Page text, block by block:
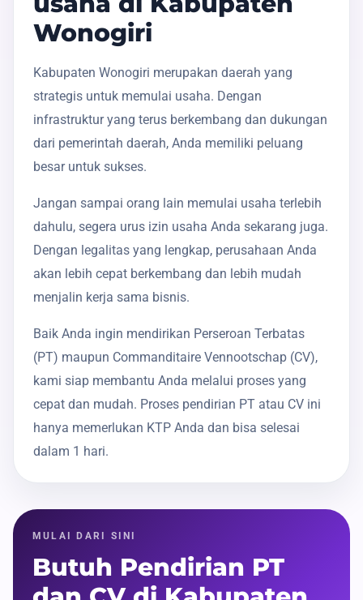
Wonogiri
Kabupaten Wonogiri merupakan daerah yang
strategis untuk memulai usaha. Dengan
infrastruktur yang terus berkembang dan dukungan
dari pemerintah daerah, Anda memiliki peluang
besar untuk sukses.
Jangan sampai orang lain memulai usaha terlebih
dahulu, segera urus izin usaha Anda sekarang juga.
Dengan legalitas yang lengkap, perusahaan Anda
akan lebih cepat berkembang dan lebih mudah
menjalin kerja sama bisnis.
Baik Anda ingin mendirikan Perseroan Terbatas
(PT) maupun Commanditaire Vennootschap (CV),
kami siap membantu Anda melalui proses yang
cepat dan mudah. Proses pendirian PT atau CV ini
hanya memerlukan KTP Anda dan bisa selesai
dalam 1 hari.
MULAI DARI SINI
Butuh Pendirian PT